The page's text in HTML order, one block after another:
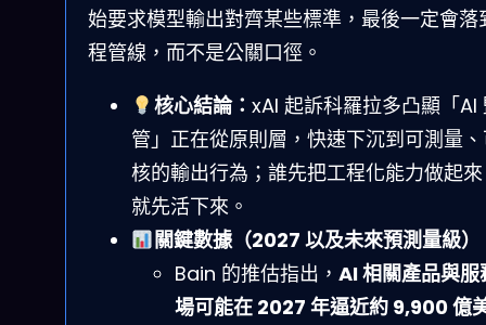
始要求模型輸出對齊某些標準，最後一定會落
程管線，而不是公關口徑。
核心結論： xAI 起訴科羅拉多凸顯「AI
管」正在從原則層，快速下沉到可測量
核的輸出行為；誰先把工程化能力做起
就先活下來。
關鍵數據（2027 以及未來預測量級）
Bain 的推估指出， AI 相關產品與服
場可能在 2027 年逼近約 9,900 億